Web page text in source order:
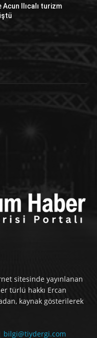
Acun Ilıcalı turizm
sitesinde yayınlanan
türlü hakkı Ercan
kaynak gösterilerek
bilgi@tiydergi.com